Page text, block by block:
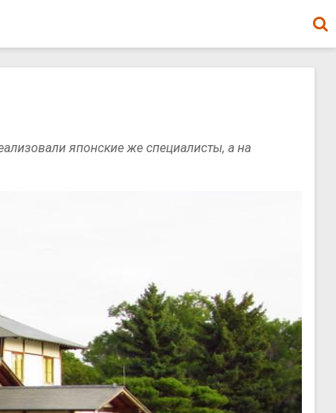
японские же специалисты, а на